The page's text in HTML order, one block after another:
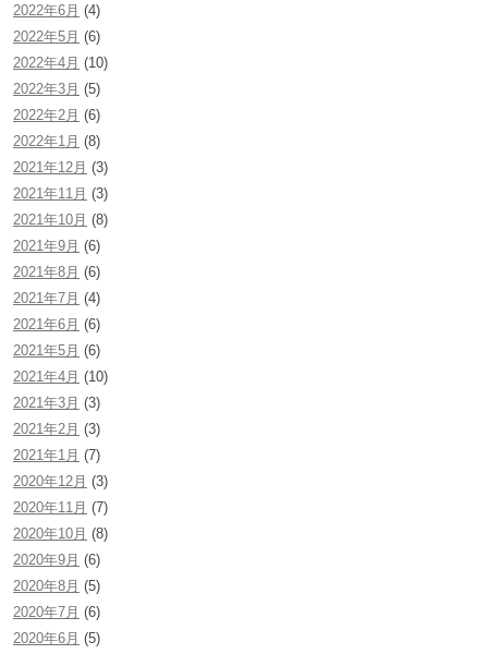
2022年6月 (4)
2022年5月 (6)
2022年4月 (10)
2022年3月 (5)
2022年2月 (6)
2022年1月 (8)
2021年12月 (3)
2021年11月 (3)
2021年10月 (8)
2021年9月 (6)
2021年8月 (6)
2021年7月 (4)
2021年6月 (6)
2021年5月 (6)
2021年4月 (10)
2021年3月 (3)
2021年2月 (3)
2021年1月 (7)
2020年12月 (3)
2020年11月 (7)
2020年10月 (8)
2020年9月 (6)
2020年8月 (5)
2020年7月 (6)
2020年6月 (5)